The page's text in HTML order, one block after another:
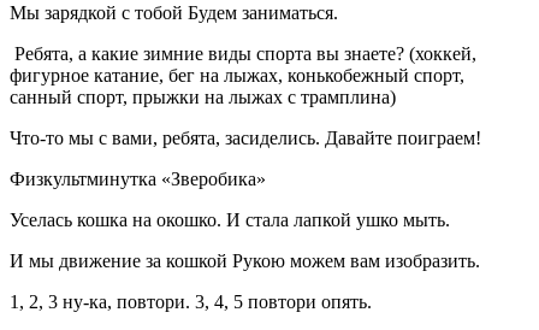
Мы зарядкой с тобой Будем заниматься.
Ребята, а какие зимние виды спорта вы знаете? (хоккей,
фигурное катание, бег на лыжах, конькобежный спорт,
санный спорт, прыжки на лыжах с трамплина)
Что-то мы с вами, ребята, засиделись. Давайте поиграем!
Физкультминутка «Зверобика»
Уселась кошка на окошко. И стала лапкой ушко мыть.
И мы движение за кошкой Рукою можем вам изобразить.
1, 2, 3 ну-ка, повтори. 3, 4, 5 повтори опять.